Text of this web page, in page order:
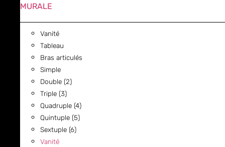
MURALE
Vanité
Tableau
Bras articulés
Simple
Double (2)
Triple (3)
Quadruple (4)
Quintuple (5)
Sextuple (6)
Vanité